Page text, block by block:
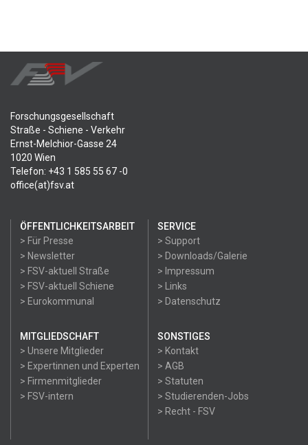
Forschungsgesellschaft
Straße - Schiene - Verkehr
Ernst-Melchior-Gasse 24
1020 Wien
Telefon: +43 1 585 55 67 -0
office(at)fsv.at
ÖFFENTLICHKEITSARBEIT
> Für Presse
> Newsletter
> FSV-aktuell Straße
> FSV-aktuell Schiene
> Eurokommunal
SERVICE
> Support
> Downloads/Galerie
> Impressum
> Links
> Datenschutz
MITGLIEDSCHAFT
> Unsere Mitglieder
> Expertinnen und Experten
> Firmenmitglieder
> FSV-intern
SONSTIGES
> Kontakt
> AGB
> Statuten
> Studierenden-Jobs
> Recht - FSV